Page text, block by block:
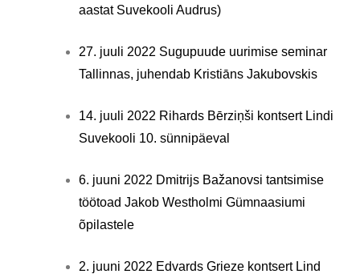
aastat Suvekooli Audrus)
27. juuli 2022 Sugupuude uurimise seminar
Tallinnas, juhendab Kristiāns Jakubovskis
14. juuli 2022 Rihards Bērziņši kontsert Lindi
Suvekooli 10. sünnipäeval
6. juuni 2022 Dmitrijs Bažanovsi tantsimise
töötoad Jakob Westholmi Gümnaasiumi
õpilastele
2. juuni 2022 Edvards Grieze kontsert Lind